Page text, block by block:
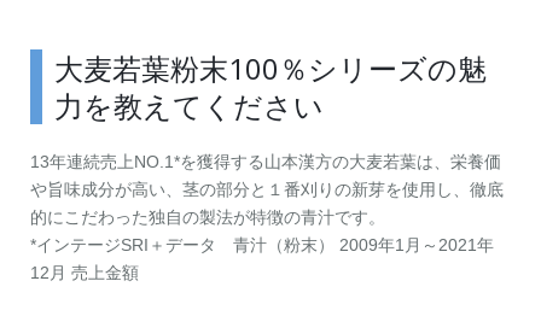
大麦若葉粉末100％シリーズの魅
力を教えてください
13年連続売上NO.1*を獲得する山本漢方の大麦若葉は、栄養価
や旨味成分が高い、茎の部分と１番刈りの新芽を使用し、徹底
的にこだわった独自の製法が特徴の青汁です。
*インテージSRI＋データ 青汁（粉末） 2009年1月～2021年
12月 売上金額